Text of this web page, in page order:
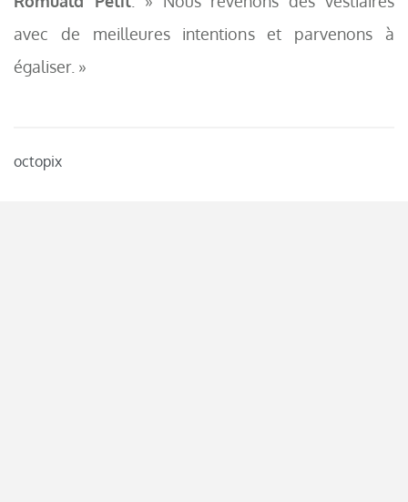
octopix
avec de meilleures intentions et parvenons à
égaliser. »